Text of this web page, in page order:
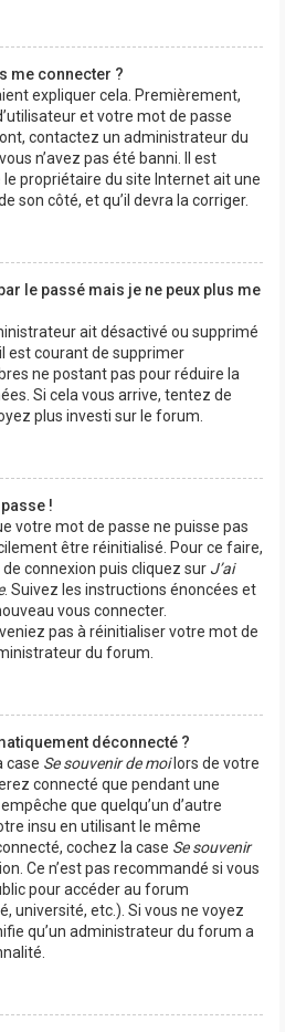
me connecter ?
expliquer cela. Premièrement,
et votre mot de passe
contactez un administrateur du
n’avez pas été banni. Il est
propriétaire du site Internet ait une
son côté, et qu’il devra la corriger.
le passé mais je ne peux plus me
ait désactivé ou supprimé
est courant de supprimer
ne postant pas pour réduire la
Si cela vous arrive, tentez de
plus investi sur le forum.
!
votre mot de passe ne puisse pas
être réinitialisé. Pour ce faire,
connexion puis cliquez sur J’ai
. Suivez les instructions énoncées et
vous connecter.
pas à réinitialiser votre mot de
du forum.
déconnecté ?
case Se souvenir de moilors de votre
connecté que pendant une
que quelqu’un d’autre
insu en utilisant le même
cochez la case Se souvenir
Ce n’est pas recommandé si vous
pour accéder au forum
université, etc.). Si vous ne voyez
qu’un administrateur du forum a